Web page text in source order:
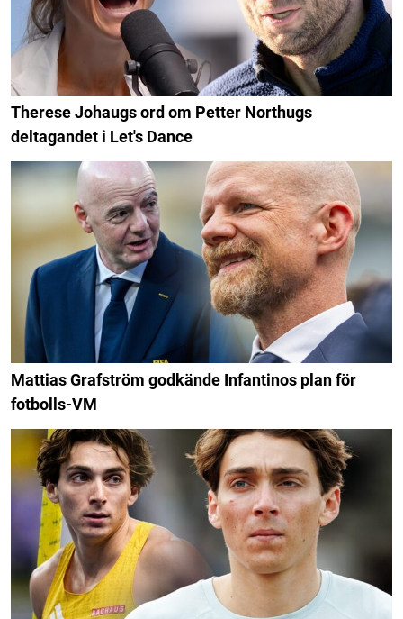
Therese Johaugs ord om Petter Northugs
deltagandet i Let's Dance
Mattias Grafström godkände Infantinos plan för
fotbolls-VM